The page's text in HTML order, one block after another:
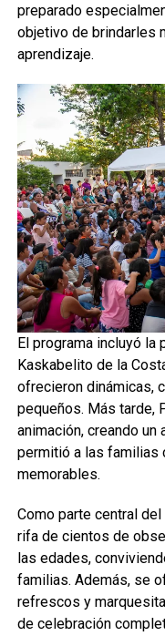
preparado
objetivo de brindarles
aprendizaje.
El programa incluyó
Kaskabelito de la
ofrecieron dinámicas,
pequeños. Más tarde,
animación, creando
permitió a las familias
memorables.
Como parte central
rifa de cientos de
las edades,
familias. Además, se
refrescos y
de celebración